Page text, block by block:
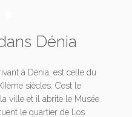
Dénia
à Dénia, est celle du
siècles. C’est le
ville et il abrite le Musée
le quartier de Los